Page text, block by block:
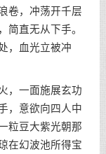
卷，冲荡开千层
简直无从下手。
，血光立被冲
一面施展玄功
，意欲向四人中
粒豆大紫光朝那
在幻波池所得宝